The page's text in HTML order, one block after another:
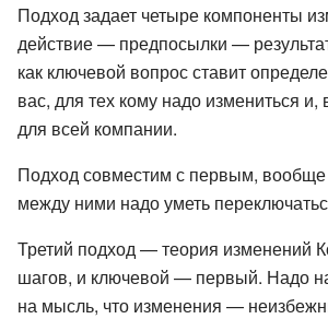
Подход задает четыре компоненты
действие — предпосылки —
как ключевой вопрос ставит
вас, для тех кому надо измениться
для всей компании.
Подход совместим с первым, вообще
между ними надо уметь
Третий подход — теория изменений
шагов, и ключевой — первый. Надо
на мысль, что изменения —